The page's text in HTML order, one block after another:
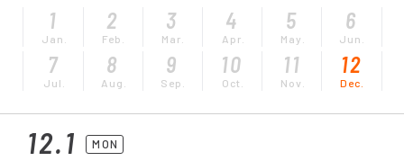
1
Jan.
2
Feb.
3
Mar.
4
Apr.
5
May.
6
Jun.
7
Jul.
8
Aug.
9
Sep.
10
Oct.
11
Nov.
12
Dec.
12.1 MON